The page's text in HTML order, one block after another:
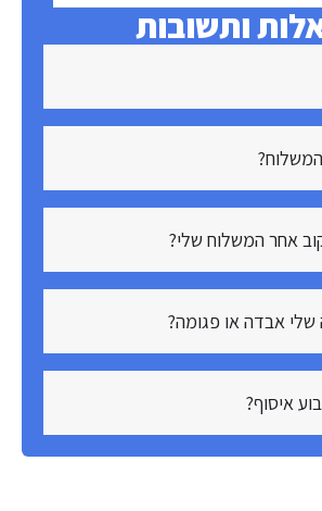
ותשובות
אחר המשלוח שלי?
אבדה או פגומה?
איסוף?